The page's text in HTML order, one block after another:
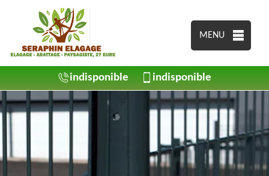
MENU
indisponible indisponible